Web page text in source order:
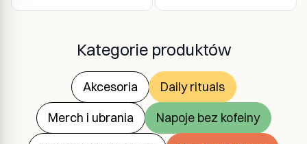
Kategorie produktów
Akcesoria
Daily rituals
Merch i ubrania
Napoje bez kofeiny